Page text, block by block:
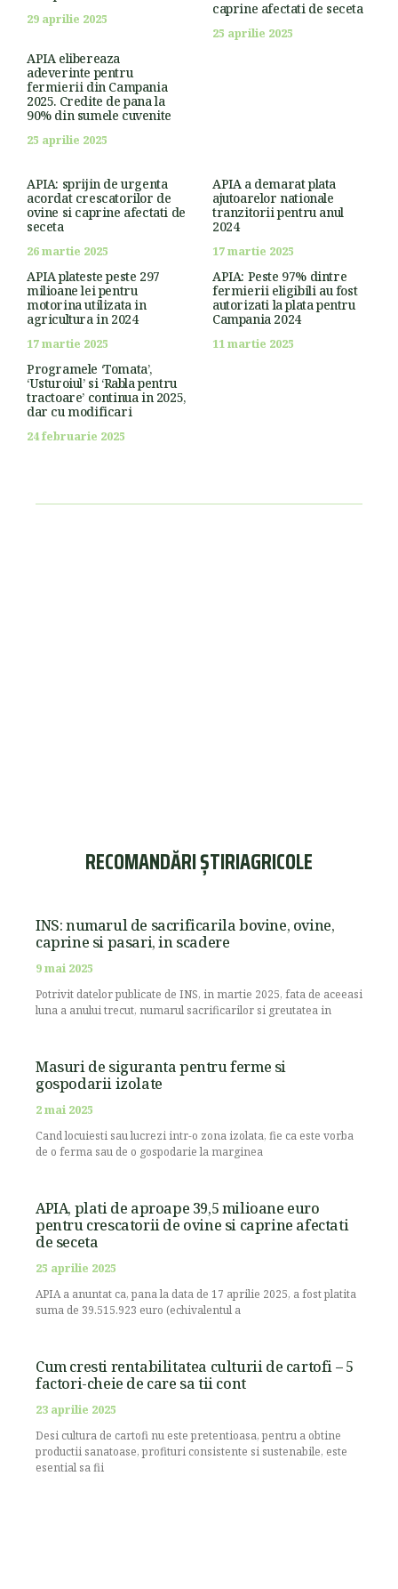
29 aprilie 2025
caprine afectati de seceta
25 aprilie 2025
APIA elibereaza
adeverinte pentru
fermierii din Campania
2025. Credite de pana la
90% din sumele cuvenite
25 aprilie 2025
APIA: sprijin de urgenta
acordat crescatorilor de
ovine si caprine afectati de
seceta
26 martie 2025
APIA a demarat plata
ajutoarelor nationale
tranzitorii pentru anul
2024
17 martie 2025
APIA plateste peste 297
milioane lei pentru
motorina utilizata in
agricultura in 2024
17 martie 2025
APIA: Peste 97% dintre
fermierii eligibili au fost
autorizati la plata pentru
Campania 2024
11 martie 2025
Programele ‘Tomata’,
‘Usturoiul’ si ‘Rabla pentru
tractoare’ continua in 2025,
dar cu modificari
24 februarie 2025
RECOMANDĂRI ȘTIRIAGRICOLE
INS: numarul de sacrificarila bovine, ovine,
caprine si pasari, in scadere
9 mai 2025
Potrivit datelor publicate de INS, in martie 2025, fata de aceeasi
luna a anului trecut, numarul sacrificarilor si greutatea in
Masuri de siguranta pentru ferme si
gospodarii izolate
2 mai 2025
Cand locuiesti sau lucrezi intr-o zona izolata, fie ca este vorba
de o ferma sau de o gospodarie la marginea
APIA, plati de aproape 39,5 milioane euro
pentru crescatorii de ovine si caprine afectati
de seceta
25 aprilie 2025
APIA a anuntat ca, pana la data de 17 aprilie 2025, a fost platita
suma de 39.515.923 euro (echivalentul a
Cum cresti rentabilitatea culturii de cartofi – 5
factori-cheie de care sa tii cont
23 aprilie 2025
Desi cultura de cartofi nu este pretentioasa, pentru a obtine
productii sanatoase, profituri consistente si sustenabile, este
esential sa fii